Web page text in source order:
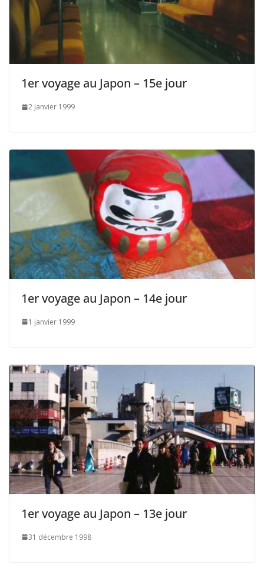
1er voyage au Japon – 15e jour
2 janvier 1999
1er voyage au Japon – 14e jour
1 janvier 1999
1er voyage au Japon – 13e jour
31 décembre 1998